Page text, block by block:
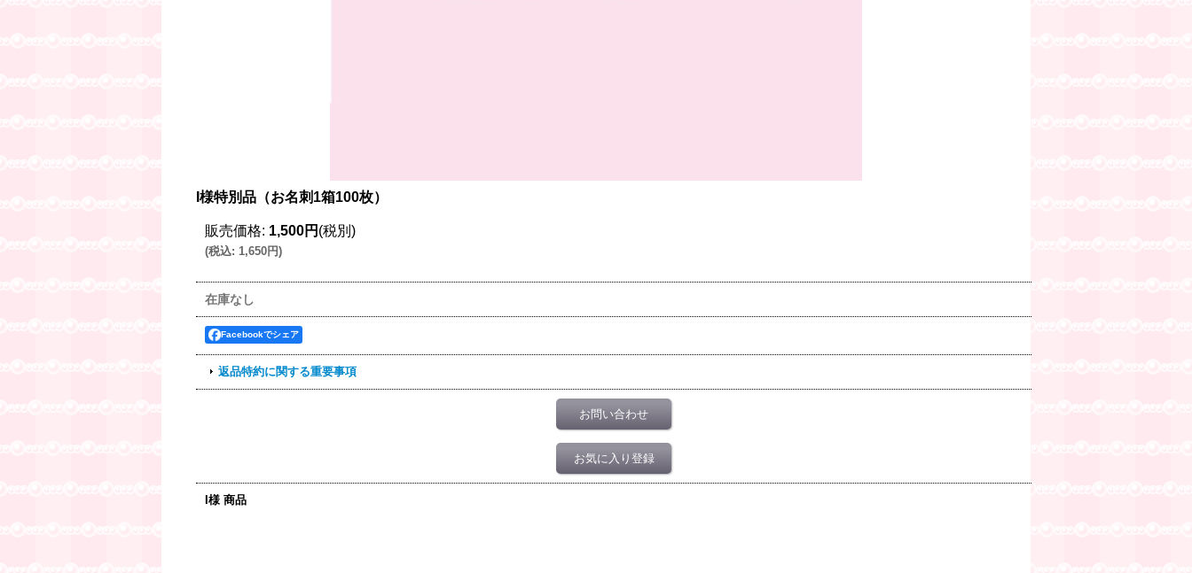
I様特別品（お名刺1箱100枚）
販売価格: 1,500円 (税別)
(税込: 1,650円)
在庫なし
Facebookでシェア
返品特約に関する重要事項
お問い合わせ
お気に入り登録
I様 商品